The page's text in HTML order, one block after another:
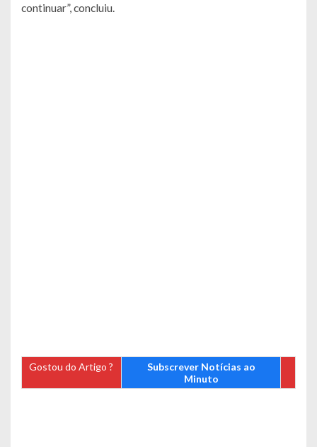
continuar”, concluiu.
Gostou do Artigo ?
Subscrever Notícias ao
Minuto